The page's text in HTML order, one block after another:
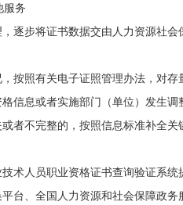
服务
逐步将证书数据交由人力资源社会
照有关电子证照管理办法，对存
息或者实施部门（单位）发生调
者不完整的，按照信息标准补全关
人员职业资格证书查询验证系统
台、全国人力资源和社会保障政